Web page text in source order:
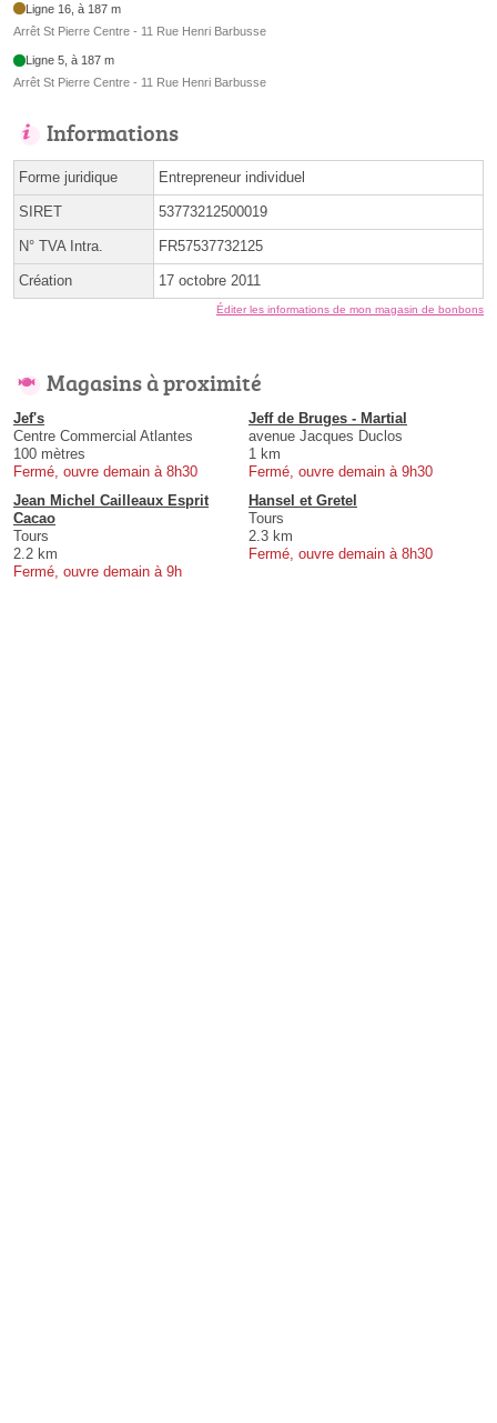
Ligne 16, à 187 m
Arrêt St Pierre Centre - 11 Rue Henri Barbusse
Ligne 5, à 187 m
Arrêt St Pierre Centre - 11 Rue Henri Barbusse
Informations
Forme juridique Entrepreneur individuel
SIRET 53773212500019
N° TVA Intra. FR57537732125
Création 17 octobre 2011
Éditer les informations de mon magasin de bonbons
Magasins à proximité
Jef's
Centre Commercial Atlantes
100 mètres
Fermé, ouvre demain à 8h30
Jeff de Bruges - Martial
avenue Jacques Duclos
1 km
Fermé, ouvre demain à 9h30
Jean Michel Cailleaux Esprit
Cacao
Tours
2.2 km
Fermé, ouvre demain à 9h
Hansel et Gretel
Tours
2.3 km
Fermé, ouvre demain à 8h30